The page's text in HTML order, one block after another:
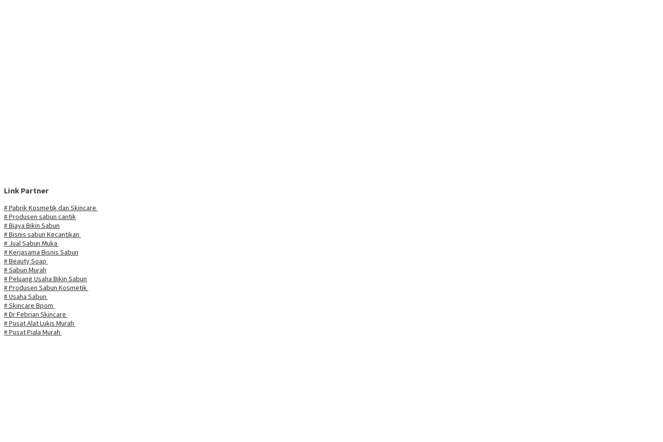
Link Partner
# Pabrik Kosmetik dan Skincare
# Produsen sabun cantik
# Biaya Bikin Sabun
# Bisnis sabun Kecantikan
# Jual Sabun Muka
# Kerjasama Bisnis Sabun
# Beauty Soap
# Sabun Murah
# Peluang Usaha Bikin Sabun
# Produsen Sabun Kosmetik
# Usaha Sabun
# Skincare Bpom
# Dr Febrian Skincare
# Pusat Alat Lukis Murah
# Pusat Piala Murah